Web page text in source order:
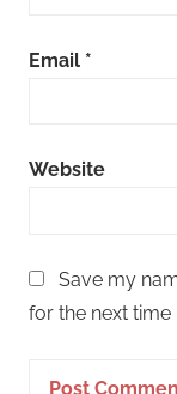
Email *
Website
Save my
for the next time